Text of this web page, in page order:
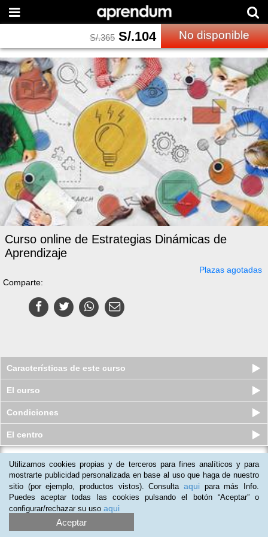
S/.365 S/.104 No disponible
Curso online de Estrategias Dinámicas de
Aprendizaje
Plazas agotadas
Comparte:
Características de este curso
El curso
Condiciones
El centro
Curso online para Trabajar las
habilidades sociales y prevenir...
Plazas agotadas
S/.289 S/.104
Utilizamos cookies propias y de terceros para fines analíticos y para
mostrarte publicidad personalizada en base al uso que haga de nuestro
sitio (por ejemplo, productos vistos). Consulta aqui para más Info.
Puedes aceptar todas las cookies pulsando el botón “Aceptar” o
configurar/rechazar su uso aqui
Aceptar